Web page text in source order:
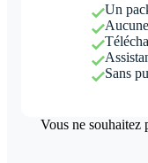
Un
Sans
Vous ne souhaitez